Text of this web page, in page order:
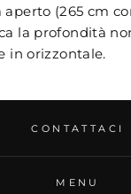
aperto (265 cm
la profondità
in orizzontale.
CONTATTACI
MENU